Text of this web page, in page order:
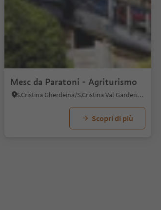
Mesc da Paratoni - Agriturismo
S.Cristina Gherdëina/S.Cristina Val Gardena, Santa Cristina Val Gardena, Regione dolomitica Val Gardena
Scopri di più